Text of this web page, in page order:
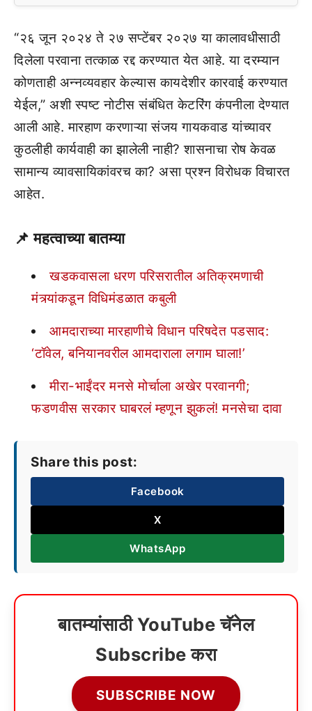
“२६ जून २०२४ ते २७ सप्टेंबर २०२७ या कालावधीसाठी
दिलेला परवाना तत्काळ रद्द करण्यात येत आहे. या दरम्यान
कोणताही अन्नव्यवहार केल्यास कायदेशीर कारवाई करण्यात
येईल,” अशी स्पष्ट नोटीस संबंधित केटरिंग कंपनीला देण्यात
आली आहे. मारहाण करणाऱ्या संजय गायकवाड यांच्यावर
कुठलीही कार्यवाही का झालेली नाही? शासनाचा रोष केवळ
सामान्य व्यावसायिकांवरच का? असा प्रश्न विरोधक विचारत
आहेत.
📌 महत्वाच्या बातम्या
खडकवासला धरण परिसरातील अतिक्रमणाची
मंत्र्यांकडून विधिमंडळात कबुली
आमदाराच्या मारहाणीचे विधान परिषदेत पडसाद:
‘टॉवेल, बनियानवरील आमदाराला लगाम घाला!’
मीरा-भाईंदर मनसे मोर्चाला अखेर परवानगी;
फडणवीस सरकार घाबरलं म्हणून झुकलं! मनसेचा दावा
Share this post:
Facebook
X
WhatsApp
बातम्यांसाठी YouTube चॅनेल
Subscribe करा
SUBSCRIBE NOW